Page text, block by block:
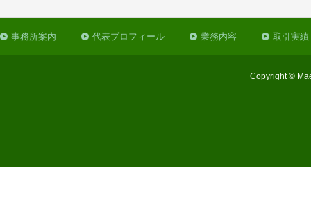
事務所案内 代表プロフィール 業務内容 取引実績
Copyright ©